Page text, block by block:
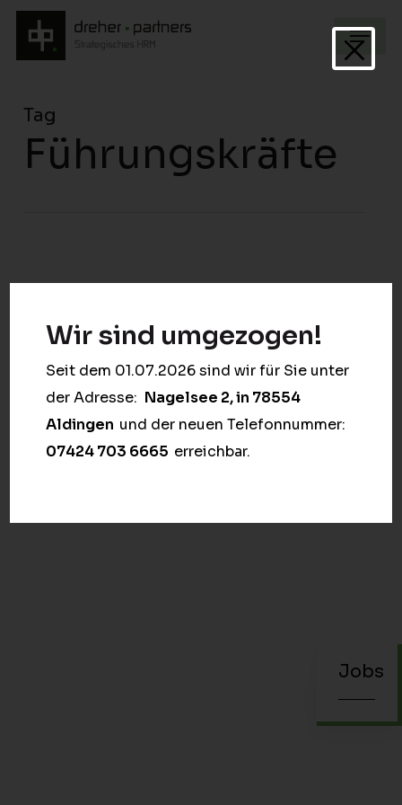
Skip
main
Menu
Tag
Führungskräfte
Jobs
Wir sind umgezogen!
Seit dem 01.07.2026 sind wir für Sie unter
der Adresse: Nagelsee 2, in 78554
Aldingen und der neuen Telefonnummer:
07424 703 6665 erreichbar.